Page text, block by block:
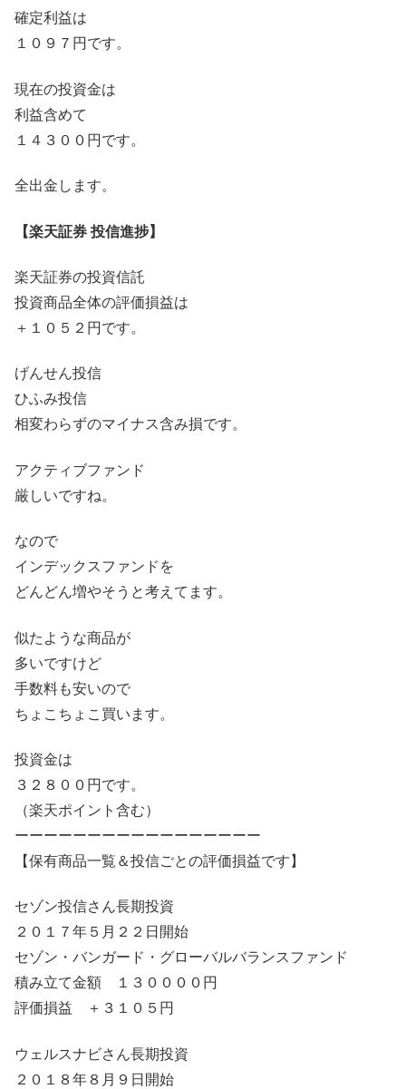
確定利益は
１０９７円です。
現在の投資金は
利益含めて
１４３００円です。
全出金します。
【楽天証券 投信進捗】
楽天証券の投資信託
投資商品全体の評価損益は
＋１０５２円です。
げんせん投信
ひふみ投信
相変わらずのマイナス含み損です。
アクティブファンド
厳しいですね。
なので
インデックスファンドを
どんどん増やそうと考えてます。
似たような商品が
多いですけど
手数料も安いので
ちょこちょこ買います。
投資金は
３２８００円です。
（楽天ポイント含む）
ーーーーーーーーーーーーーーーーー
【保有商品一覧＆投信ごとの評価損益です】
セゾン投信さん長期投資
２０１７年５月２２日開始
セゾン・バンガード・グローバルバランスファンド
積み立て金額 １３００００円
評価損益 ＋３１０５円
ウェルスナビさん長期投資
２０１８年８月９日開始